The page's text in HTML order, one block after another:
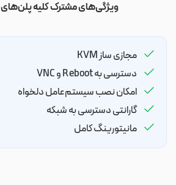
ویژگی‌های مشترک کلیه پلن‌های Vps آمریکا
مجازی ساز KVM
دسترسی به Reboot و VNC
امکان نصب سیستم‌عامل دلخواه
گارانتی دسترسی به شبکه
مانیتورینگ کامل